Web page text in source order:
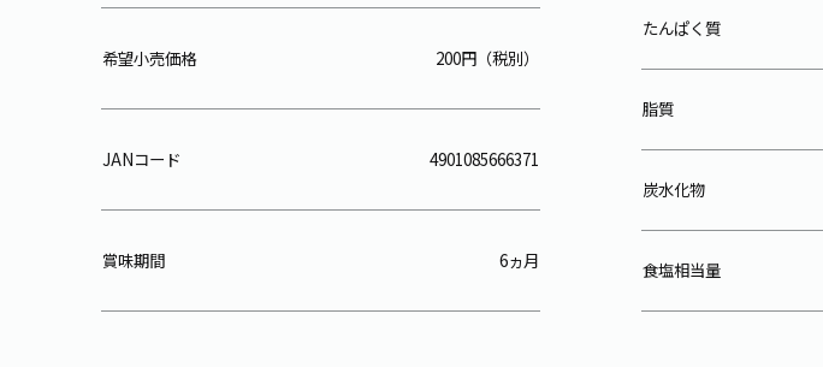
希望小売価格 200円（税別）
JANコード 4901085666371
賞味期間 6ヵ月
たんぱく質
脂質
炭水化物
食塩相当量